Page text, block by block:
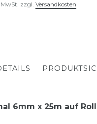
zzgl. Versandkosten
6mm x 25m auf